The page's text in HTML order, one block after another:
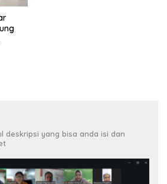
deskripsi yang bisa anda isi dan